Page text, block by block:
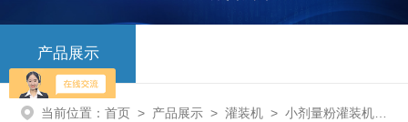
产品展示
当前位置： 首页 > 产品展示 > 灌装机 > 小剂量粉灌装机> 四